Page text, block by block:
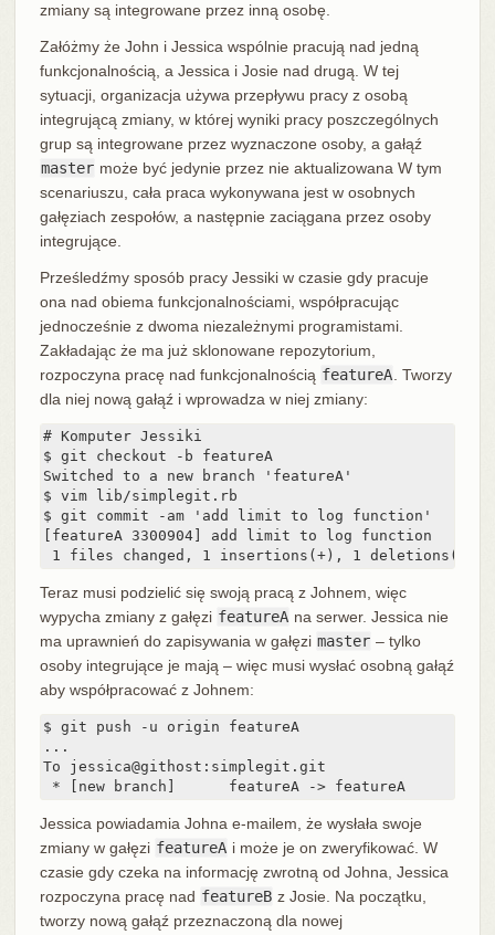
zmiany są integrowane przez inną osobę.
Załóżmy że John i Jessica wspólnie pracują nad jedną
funkcjonalnością, a Jessica i Josie nad drugą. W tej
sytuacji, organizacja używa przepływu pracy z osobą
integrującą zmiany, w której wyniki pracy poszczególnych
grup są integrowane przez wyznaczone osoby, a gałąź
master może być jedynie przez nie aktualizowana W tym
scenariuszu, cała praca wykonywana jest w osobnych
gałęziach zespołów, a następnie zaciągana przez osoby
integrujące.
Prześledźmy sposób pracy Jessiki w czasie gdy pracuje
ona nad obiema funkcjonalnościami, współpracując
jednocześnie z dwoma niezależnymi programistami.
Zakładając że ma już sklonowane repozytorium,
rozpoczyna pracę nad funkcjonalnością featureA . Tworzy
dla niej nową gałąź i wprowadza w niej zmiany:
# Komputer Jessiki
$ git checkout -b featureA
Switched to a new branch 'featureA'
$ vim lib/simplegit.rb
$ git commit -am 'add limit to log function'
[featureA 3300904] add limit to log function
1 files changed, 1 insertions(+), 1 deletions(-)
Teraz musi podzielić się swoją pracą z Johnem, więc
wypycha zmiany z gałęzi featureA na serwer. Jessica nie
ma uprawnień do zapisywania w gałęzi master – tylko
osoby integrujące je mają – więc musi wysłać osobną gałąź
aby współpracować z Johnem:
$ git push -u origin featureA
...
To jessica@githost:simplegit.git
* [new branch]      featureA -> featureA
Jessica powiadamia Johna e-mailem, że wysłała swoje
zmiany w gałęzi featureA i może je on zweryfikować. W
czasie gdy czeka na informację zwrotną od Johna, Jessica
rozpoczyna pracę nad featureB z Josie. Na początku,
tworzy nową gałąź przeznaczoną dla nowej